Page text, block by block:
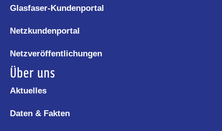
Glasfaser-Kundenportal
Netzkundenportal
Netzveröffentlichungen
Über uns
Aktuelles
Daten & Fakten